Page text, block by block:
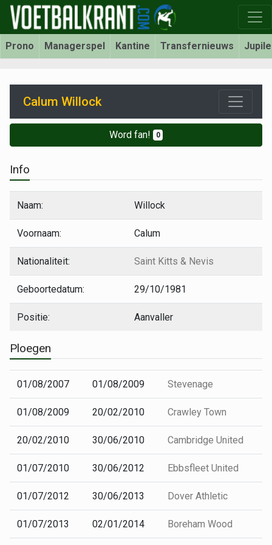
Prono Managerspel Kantine Transfernieuws
Calum Willock
Word fan! 0
Info
Naam: Willock
Voornaam: Calum
Nationaliteit: Saint Kitts & Nevis
Geboortedatum: 29/10/1981
Positie: Aanvaller
Ploegen
01/08/2007 01/08/2009 Stevenage
01/08/2009 20/02/2010 Crawley Town
20/02/2010 30/06/2010 Cambridge United
01/07/2010 30/06/2012 Ebbsfleet United
01/07/2012 30/06/2013 Dover Athletic
01/07/2013 02/01/2014 Boreham Wood